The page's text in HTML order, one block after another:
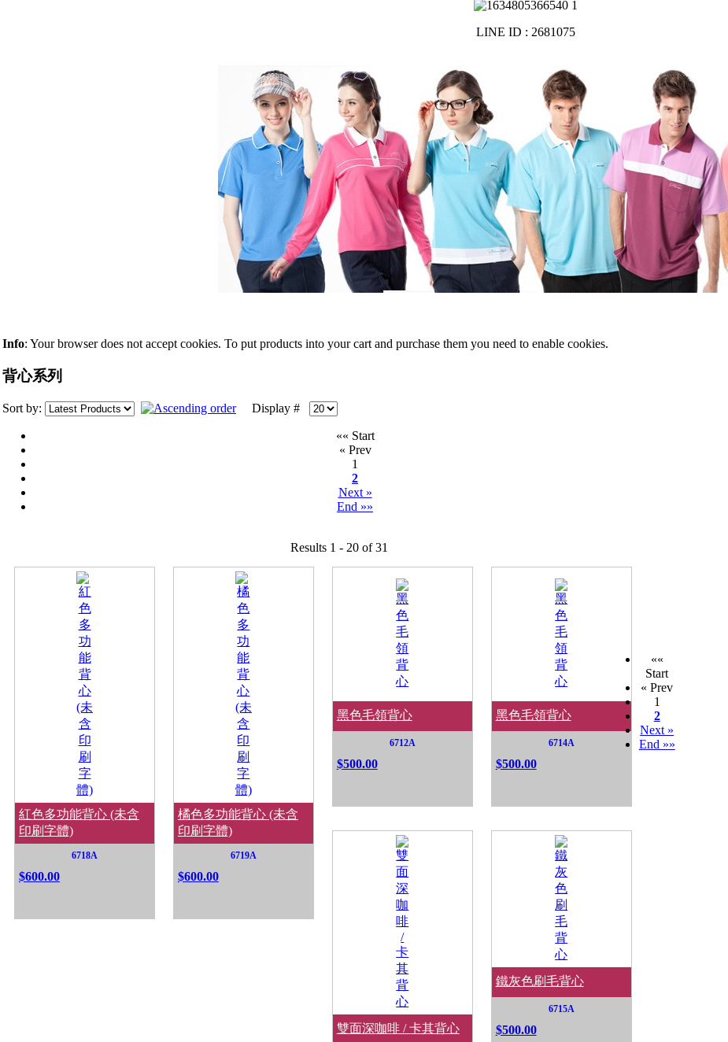
LINE ID : 2681075
Info: Your browser does not accept cookies. To put products into your cart and purchase them you need to enable cookies.
背心系列
Sort by: Display #
«« Start
« Prev
1
2
Next »
End »»
Results 1 - 20 of 31
紅色多功能背心 (未含
印刷字體)
6718A
$600.00
橘色多功能背心 (未含
印刷字體)
6719A
$600.00
黑色毛領背心
6712A
$500.00
黑色毛領背心
6714A
$500.00
雙面深咖啡 / 卡其背心
鐵灰色刷毛背心
6715A
$500.00
««
Start
« Prev
1
2
Next »
End »»